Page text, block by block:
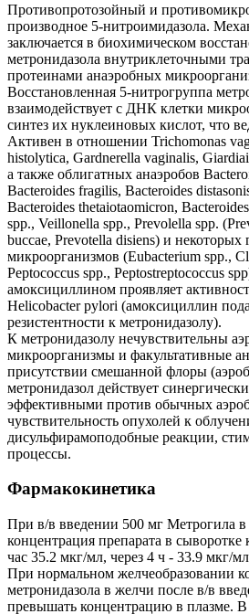
Противопротозойный и
производное 5-нитроимидазола.
заключается в биохимическом
метронидазола внутриклеточными
протеинами анаэробных
Восстановленная 5-нитрогруппа
взаимодействует с ДНК клетки
синтез их нуклеиновых кислот, что
Активен в отношении Trichomonas
histolytica, Gardnerella vaginalis,
а также облигатных анаэробов
Bacteroides fragilis, Bacteroides
Bacteroides thetaiotaomicron,
spp., Veillonella spp., Prevolella spp.
buccae, Prevotella disiens) и
микроорганизмов (Eubacterium spp.,
Peptococcus spp., Peptostreptococcus
амоксициллином проявляет
Helicobacter pylori (амоксициллин
резистентности к метронидазолу).
К метронидазолу нечувствительны
микроорганизмы и факультативные
присутствии смешанной флоры
метронидазол действует
эффективными против обычных
чувствительность опухолей к
дисульфирамоподобные реакции,
процессы.
Фармакокинетика
При в/в введении 500 мг Метрогила в
концентрация препарата в сыворотке
час 35.2 мкг/мл, через 4 ч - 33.9 мкг/
При нормальном желчеобразовании
метронидазола в желчи после в/в
превышать концентрацию в плазме. В